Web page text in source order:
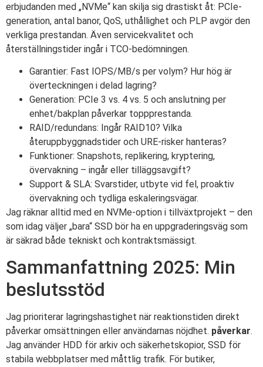
erbjudanden med „NVMe“ kan skilja sig drastiskt åt: PCIe-
generation, antal banor, QoS, uthållighet och PLP avgör den
verkliga prestandan. Även servicekvalitet och
återställningstider ingår i TCO-bedömningen.
Garantier: Fast IOPS/MB/s per volym? Hur hög är
överteckningen i delad lagring?
Generation: PCIe 3 vs. 4 vs. 5 och anslutning per
enhet/bakplan påverkar toppprestanda.
RAID/redundans: Ingår RAID10? Vilka
återuppbyggnadstider och URE-risker hanteras?
Funktioner: Snapshots, replikering, kryptering,
övervakning – ingår eller tilläggsavgift?
Support & SLA: Svarstider, utbyte vid fel, proaktiv
övervakning och tydliga eskaleringsvägar.
Jag räknar alltid med en NVMe-option i tillväxtprojekt – den
som idag väljer „bara“ SSD bör ha en uppgraderingsväg som
är säkrad både tekniskt och kontraktsmässigt.
Sammanfattning 2025: Min
beslutsstöd
Jag prioriterar lagringshastighet när reaktionstiden direkt
påverkar omsättningen eller användarnas nöjdhet. påverkar.
Jag använder HDD för arkiv och säkerhetskopior, SSD för
stabila webbplatser med måttlig trafik. För butiker,